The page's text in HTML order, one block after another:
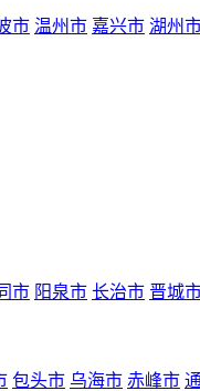
市 温州市 嘉兴市 湖州
市 阳泉市 长治市 晋城
包头市 乌海市 赤峰市